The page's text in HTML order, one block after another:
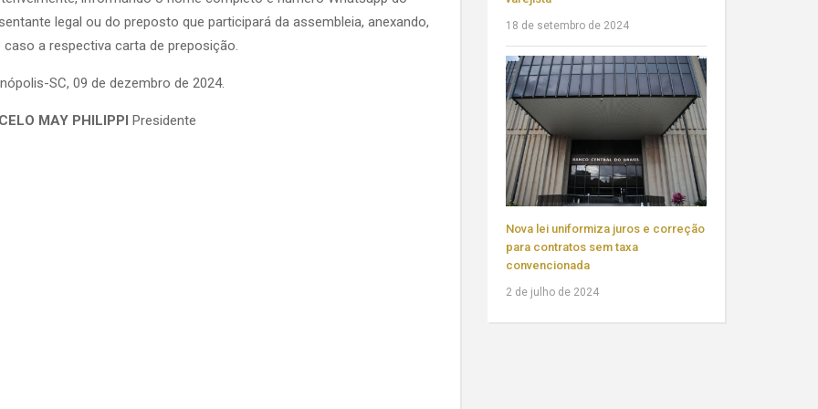
legal ou do preposto que participará da assembleia, anexando,
caso a respectiva carta de preposição.
SC, 09 de dezembro de 2024.
MAY PHILIPPI Presidente
18 de setembro de 2024
Nova lei uniformiza juros e correção
para contratos sem taxa
convencionada
2 de julho de 2024